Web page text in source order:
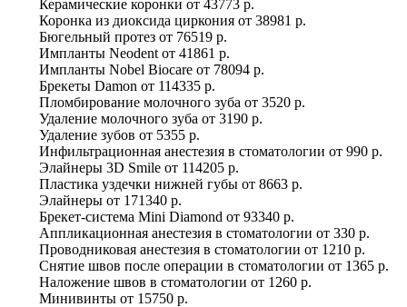
Керамические коронки от 43773 р.
Коронка из диоксида циркония от 38981 р.
Бюгельный протез от 76519 р.
Импланты Neodent от 41861 р.
Импланты Nobel Biocare от 78094 р.
Брекеты Damon от 114335 р.
Пломбирование молочного зуба от 3520 р.
Удаление молочного зуба от 3190 р.
Удаление зубов от 5355 р.
Инфильтрационная анестезия в стоматологии от 990 р.
Элайнеры 3D Smile от 114205 р.
Пластика уздечки нижней губы от 8663 р.
Элайнеры от 171340 р.
Брекет-система Mini Diamond от 93340 р.
Аппликационная анестезия в стоматологии от 330 р.
Проводниковая анестезия в стоматологии от 1210 р.
Снятие швов после операции в стоматологии от 1365 р.
Наложение швов в стоматологии от 1260 р.
Минивинты от 15750 р.